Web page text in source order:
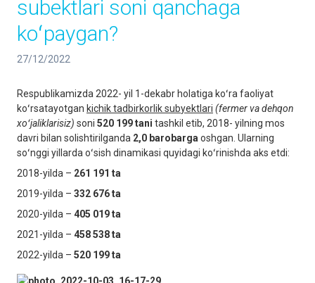
subektlari soni qanchaga
koʻpaygan?
27/12/2022
Respublikamizda 2022- yil 1-dekabr holatiga koʻra faoliyat
koʻrsatayotgan kichik tadbirkorlik subyektlari (fermer va dehqon
xoʻjaliklarisiz) soni 520 199 tani tashkil etib, 2018- yilning mos
davri bilan solishtirilganda 2,0 barobarga oshgan. Ularning
soʻnggi yillarda oʻsish dinamikasi quyidagi koʻrinishda aks etdi:
2018-yilda – 261 191 ta
2019-yilda – 332 676ta
2020-yilda – 405 019ta
2021-yilda – 458 538 ta
2022-yilda – 520 199 ta